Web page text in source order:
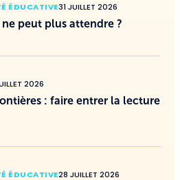
ÉDUCATIVE31 JUILLET 2026
peut plus attendre ?
2026
: faire entrer la lecture
ÉDUCATIVE28 JUILLET 2026